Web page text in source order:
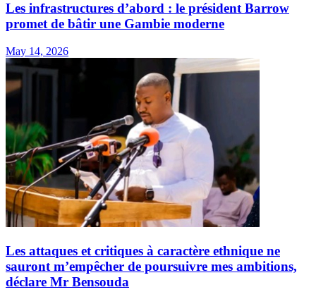
Les infrastructures d’abord : le président Barrow
promet de bâtir une Gambie moderne
May 14, 2026
Les attaques et critiques à caractère ethnique ne
sauront m’empêcher de poursuivre mes ambitions,
déclare Mr Bensouda